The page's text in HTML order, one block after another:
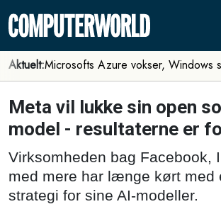
Aktuelt:Microsofts Azure vokser, Windows
Meta vil lukke sin open
model - resultaterne er
Virksomheden bag Facebook,
med mere har længe kørt med
strategi for sine AI-modeller.